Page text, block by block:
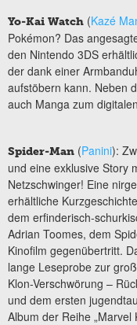
Yo-Kai Watch (Kazé
Pokémon? Das
den Nintendo 3DS
der dank einer
aufstöbern kann. Neben
auch Manga zum
Spider-Man (Panini):
und eine exklusive Story
Netzschwinger! Eine
erhältliche
dem erfinderisch-
Adrian Toomes, dem
Kinofilm gegenübertritt.
lange Leseprobe zur
Klon-Verschwörung –
und dem ersten
Album der Reihe „Marvel